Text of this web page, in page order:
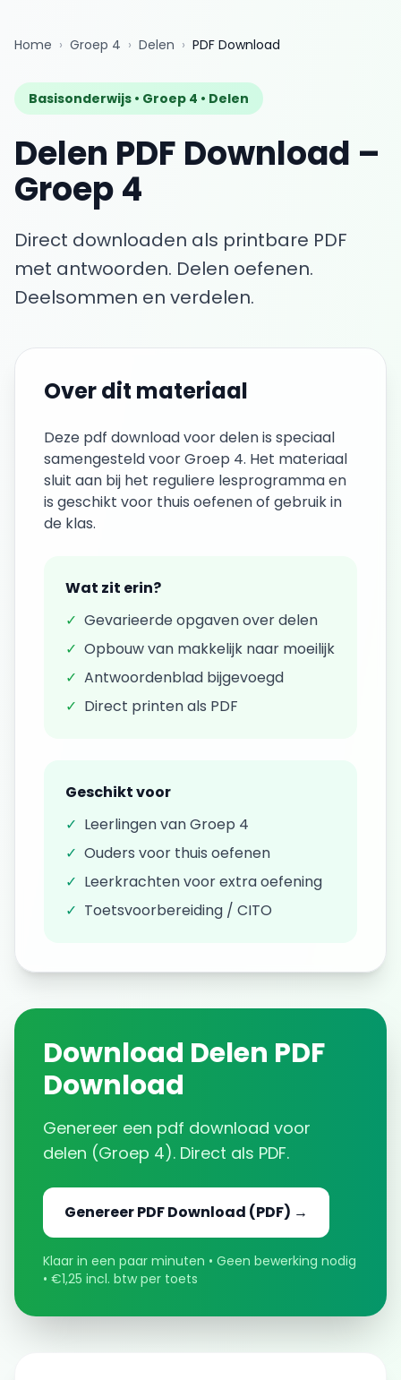
Home › Groep 4 › Delen › PDF Download
Basisonderwijs • Groep 4 • Delen
Delen PDF Download –
Groep 4
Direct downloaden als printbare PDF
met antwoorden. Delen oefenen.
Deelsommen en verdelen.
Over dit materiaal
Deze pdf downloadvoordelenis speciaal
samengesteld voorGroep 4. Het materiaal
sluit aan bij het reguliere lesprogramma en
is geschikt voor thuis oefenen of gebruik in
de klas.
Wat zit erin?
✓ Gevarieerde opgaven overdelen
✓ Opbouw van makkelijk naar moeilijk
✓ Antwoordenblad bijgevoegd
✓ Direct printen als PDF
Geschikt voor
✓ Leerlingen vanGroep 4
✓ Ouders voor thuis oefenen
✓ Leerkrachten voor extra oefening
✓ Toetsvoorbereiding / CITO
Download Delen PDF
Download
Genereer een pdf download voor
delen (Groep 4). Direct als PDF.
GenereerPDF Download (PDF) →
Klaar in een paar minuten • Geen bewerking nodig
• €1,25 incl. btw per toets